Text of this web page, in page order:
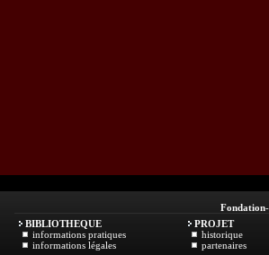
Fondation
BIBLIOTHEQUE
informations pratiques
informations légales
PROJET
historique
partenaires